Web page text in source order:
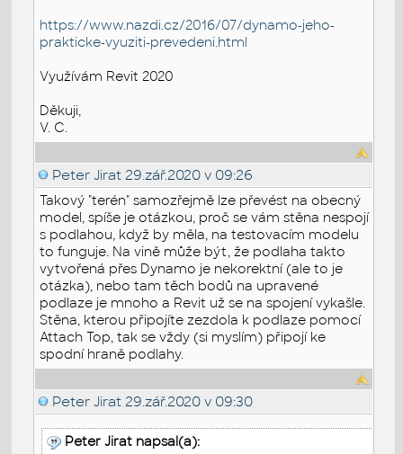
https://www.nazdi.cz/2016/07/dynamo-jeho-
prakticke-vyuziti-prevedeni.html
Využívám Revit 2020
Děkuji,
V. C.
Peter Jirat 29.zář.2020 v 09:26
Takový "terén" samozřejmě lze převést na obecný
model, spíše je otázkou, proč se vám stěna nespojí
s podlahou, když by měla, na testovacím modelu
to funguje. Na vině může být, že podlaha takto
vytvořená přes Dynamo je nekorektní (ale to je
otázka), nebo tam těch bodů na upravené
podlaze je mnoho a Revit už se na spojení vykašle.
Stěna, kterou připojíte zezdola k podlaze pomocí
Attach Top, tak se vždy (si myslím) připojí ke
spodní hraně podlahy.
Peter Jirat 29.zář.2020 v 09:30
Peter Jirat napsal(a):